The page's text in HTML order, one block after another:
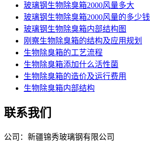
玻璃钢生物除臭箱2000风量多大
玻璃钢生物除臭箱2000风量的多少钱
玻璃钢生物除臭箱内部结构图
刚察生物除臭箱的结构及应用规划
生物除臭箱的工艺流程
生物除臭箱添加什么活性菌
生物除臭箱的造价及运行费用
生物除臭箱内部结构
联系我们
公司：新疆锦秀玻璃钢有限公司